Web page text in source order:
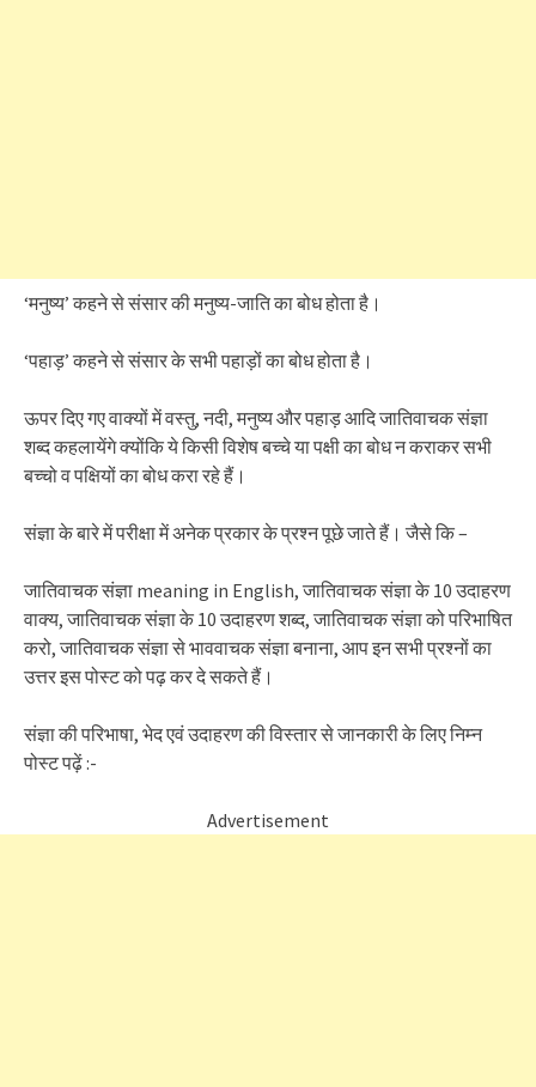
‘मनुष्य’ कहने से संसार की मनुष्य-जाति का बोध होता है।
‘पहाड़’ कहने से संसार के सभी पहाड़ों का बोध होता है।
ऊपर दिए गए वाक्यों में वस्तु, नदी, मनुष्य और पहाड़ आदि जातिवाचक संज्ञा
शब्द कहलायेंगे क्योंकि ये किसी विशेष बच्चे या पक्षी का बोध न कराकर सभी
बच्चो व पक्षियों का बोध करा रहे हैं।
संज्ञा के बारे में परीक्षा में अनेक प्रकार के प्रश्न पूछे जाते हैं। जैसे कि –
जातिवाचक संज्ञा meaning in English, जातिवाचक संज्ञा के 10 उदाहरण
वाक्य, जातिवाचक संज्ञा के 10 उदाहरण शब्द, जातिवाचक संज्ञा को परिभाषित
करो, जातिवाचक संज्ञा से भाववाचक संज्ञा बनाना, आप इन सभी प्रश्नों का
उत्तर इस पोस्ट को पढ़ कर दे सकते हैं।
संज्ञा की परिभाषा, भेद एवं उदाहरण की विस्तार से जानकारी के लिए निम्न
पोस्ट पढ़ें :-
Advertisement